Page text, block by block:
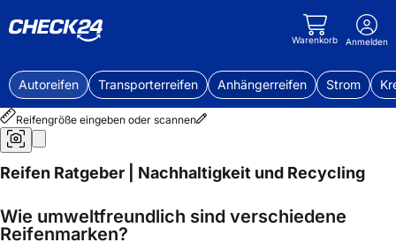
Warenkorb Anmelden
Autoreifen Transporterreifen Anhängerreifen Strom
Reifengröße eingeben oder scannen
Reifen Ratgeber | Nachhaltigkeit und Recycling
Wie umweltfreundlich sind verschiedene
Reifenmarken?